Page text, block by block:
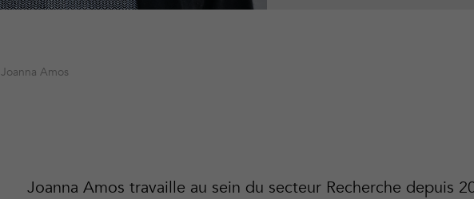
Joanna Amos
Joanna Amos travaille au sein du secteur Recherche depuis